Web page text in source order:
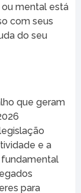
mental está
com seus
do seu
que geram
e a
fundamental
para